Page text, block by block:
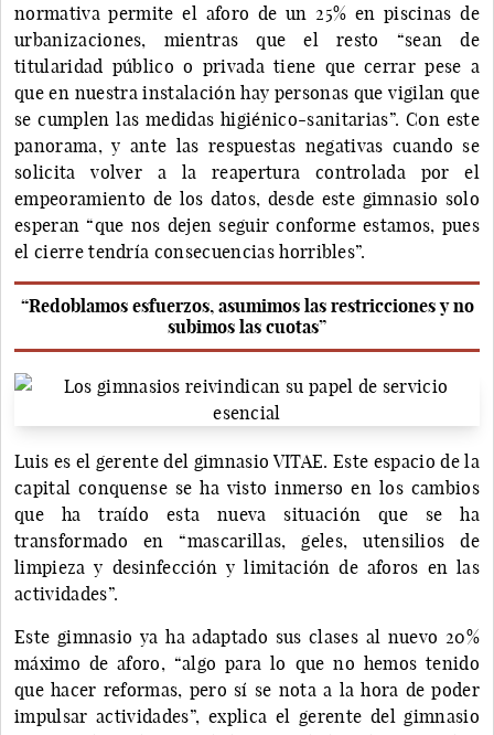
normativa permite el aforo de un 25% en piscinas de
urbanizaciones, mientras que el resto “sean de
titularidad público o privada tiene que cerrar pese a
que en nuestra instalación hay personas que vigilan que
se cumplen las medidas higiénico-sanitarias”. Con este
panorama, y ante las respuestas negativas cuando se
solicita volver a la reapertura controlada por el
empeoramiento de los datos, desde este gimnasio solo
esperan “que nos dejen seguir conforme estamos, pues
el cierre tendría consecuencias horribles”.
“Redoblamos esfuerzos, asumimos las restricciones y no
subimos las cuotas”
Luis es el gerente del gimnasio VITAE. Este espacio de la
capital conquense se ha visto inmerso en los cambios
que ha traído esta nueva situación que se ha
transformado en “mascarillas, geles, utensilios de
limpieza y desinfección y limitación de aforos en las
actividades”.
Este gimnasio ya ha adaptado sus clases al nuevo 20%
máximo de aforo, “algo para lo que no hemos tenido
que hacer reformas, pero sí se nota a la hora de poder
impulsar actividades”, explica el gerente del gimnasio